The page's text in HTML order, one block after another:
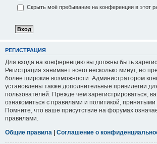
Скрыть моё пребывание на конференции в этот
РЕГИСТРАЦИЯ
Для входа на конференцию вы должны быть
Регистрация занимает всего несколько минут, но
более широкие возможности. Администратором
установлены также дополнительные привилегии
пользователей. Прежде чем зарегистрироваться,
ознакомиться с правилами и политикой,
Помните, что ваше присутствие на форумах
правилами.
Общие правила | Соглашение о